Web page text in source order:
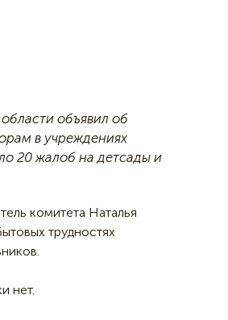
объявил об
в учреждениях
20 жалоб на детсады и
комитета Наталья
трудностях
нет.